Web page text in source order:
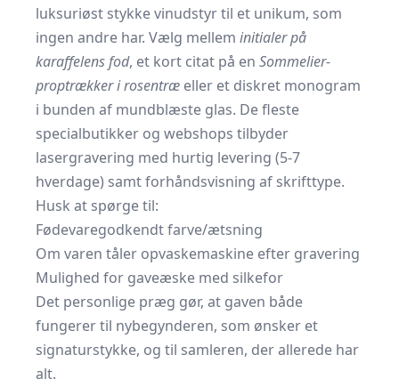
luksuriøst stykke vinudstyr til et unikum, som
ingen andre har. Vælg mellem initialer på
karaffelens fod, et kort citat på en Sommelier-
proptrækker i rosentræ eller et diskret monogram
i bunden af mundblæste glas. De fleste
specialbutikker og webshops tilbyder
lasergravering med hurtig levering (5-7
hverdage) samt forhåndsvisning af skrifttype.
Husk at spørge til:
Fødevaregodkendt farve/ætsning
Om varen tåler opvaskemaskine efter gravering
Mulighed for gaveæske med silkefor
Det personlige præg gør, at gaven både
fungerer til nybegynderen, som ønsker et
signatur­stykke, og til samleren, der allerede har
alt.